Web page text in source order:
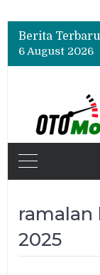
Berita
6 August 2026
2025